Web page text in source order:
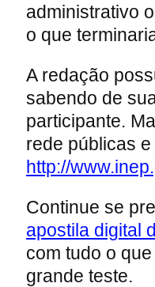
administrativo
o que
A redação
sabendo de
participante.
rede públicas
http://
Continue se
apostila digital
com tudo o
grande teste.